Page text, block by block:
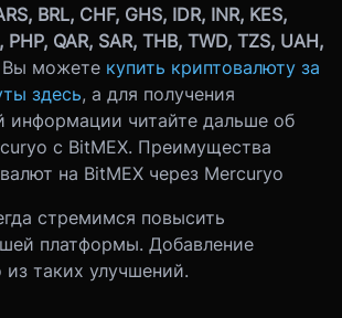
BRL, CHF, GHS, IDR, INR, KES,
PHP, QAR, SAR, THB, TWD, TZS, UAH,
Вы можете купить криптовалюту за
здесь, а для получения
информации читайте дальше об
с BitMEX. Преимущества
на BitMEX через Mercuryo
стремимся повысить
платформы. Добавление
таких улучшений.